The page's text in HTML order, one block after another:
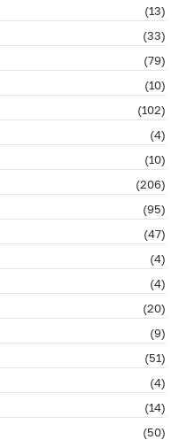
(13)
(33)
(79)
(10)
(102)
(4)
(10)
(206)
(95)
(47)
(4)
(4)
(20)
(9)
(51)
(4)
(14)
(50)